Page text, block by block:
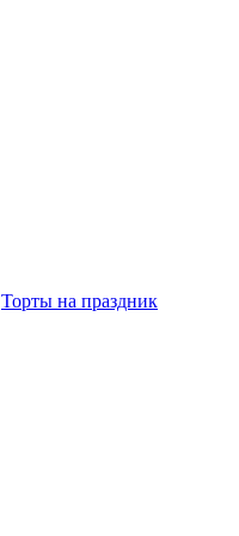
Торты на праздник